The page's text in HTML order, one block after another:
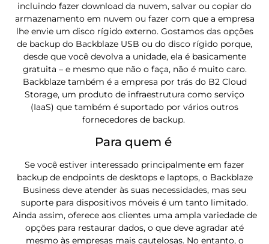
incluindo fazer download da nuvem, salvar ou copiar do
armazenamento em nuvem ou fazer com que a empresa
lhe envie um disco rígido externo. Gostamos das opções
de backup do Backblaze USB ou do disco rígido porque,
desde que você devolva a unidade, ela é basicamente
gratuita – e mesmo que não o faça, não é muito caro.
Backblaze também é a empresa por trás do B2 Cloud
Storage, um produto de infraestrutura como serviço
(IaaS) que também é suportado por vários outros
fornecedores de backup.
Para quem é
Se você estiver interessado principalmente em fazer
backup de endpoints de desktops e laptops, o Backblaze
Business deve atender às suas necessidades, mas seu
suporte para dispositivos móveis é um tanto limitado.
Ainda assim, oferece aos clientes uma ampla variedade de
opções para restaurar dados, o que deve agradar até
mesmo às empresas mais cautelosas. No entanto, o